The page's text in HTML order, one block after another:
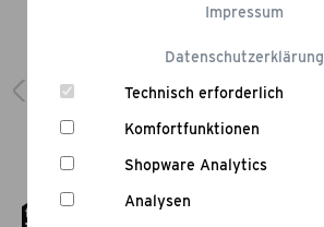
Datenschutzerklärung
Impressum
Technisch erforderlich
Komfortfunktionen
Shopware Analytics
Analysen